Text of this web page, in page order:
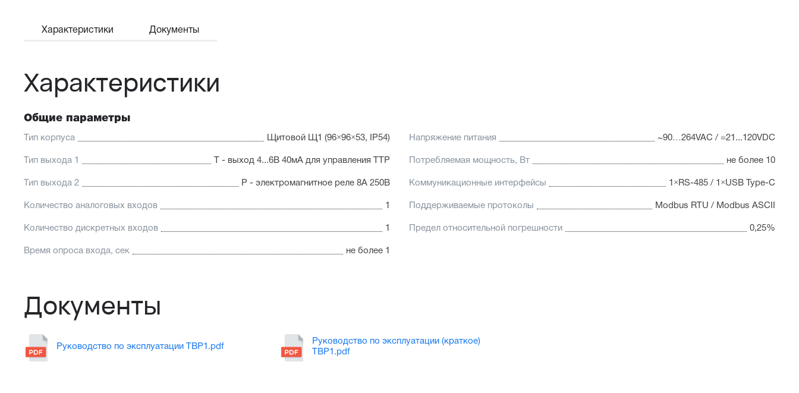
Характеристики Документы
Характеристики
Общие параметры
Тип корпуса Щитовой Щ1 (96×96×53, IP54) Напряжение питания ~90…264VAC / =21...120VDC
Тип выхода 1 Т - выход 4...6В 40мА для управления ТТР Потребляемая мощность, Вт не более 10
Тип выхода 2 Р - электромагнитное реле 8А 250В Коммуникационные интерфейсы 1×RS-485 / 1×USB Type-C
Количество аналоговых входов 1 Поддерживаемые протоколы Modbus RTU / Modbus ASCII
Количество дискретных входов 1 Предел относительной погрешности 0,25%
Время опроса входа, сек не более 1
Документы
Руководство по эксплуатации ТВР1.pdf
Руководство по эксплуатации (краткое)
ТВР1.pdf